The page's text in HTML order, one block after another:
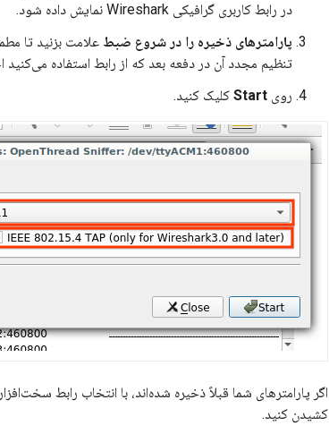
در رابط کاربری گرافیکی Wireshark نمایش داده شود.
پارامترهای ذخیره را در شروع ضبط علامت بزنید تا
تنظیم مجدد آن در دفعه بعد که از رابط استفاده می‌کنید
روی Start کلیک کنید.
کشیدن کنید.